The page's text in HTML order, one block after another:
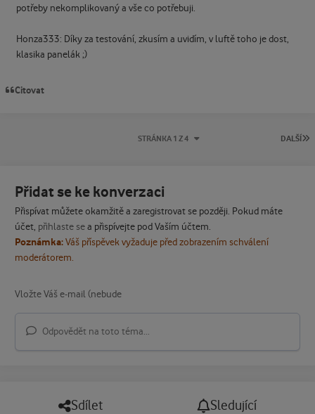
potřeby nekomplikovaný a vše co potřebuji.
Honza333: Díky za testování, zkusím a uvidím, v luftě toho je dost,
klasika panelák ;)
Citovat
DALŠÍ
STRÁNKA 1 Z 4
Přidat se ke konverzaci
Přispívat můžete okamžitě a zaregistrovat se později. Pokud máte
účet, přihlaste sea přispívejte pod Vaším účtem.
Poznámka:Váš příspěvek vyžaduje před zobrazením schválení
moderátorem.
Odpovědět na toto téma...
Sdílet Sledující